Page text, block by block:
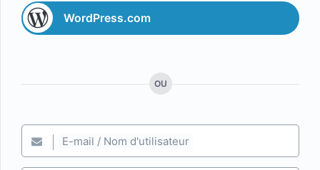
WordPress.com
OU
E-mail / Nom d'utilisateur